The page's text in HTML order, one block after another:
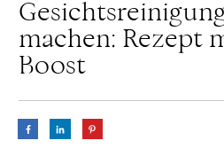
machen: Rezept
Boost